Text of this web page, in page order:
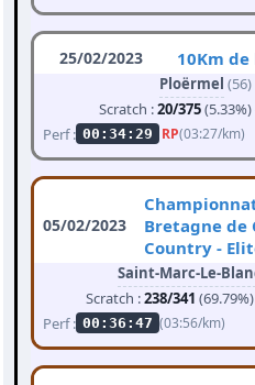
25/02/2023 10Km
Ploërmel (56)
Scratch :20/375(5.33%)
Perf : 00:34:29 RP(03:27/km)
05/02/2023
Bretagne de
Country -
Saint-Marc-Le-
Scratch :238/341
Perf : 00:36:47 (03:56/km)